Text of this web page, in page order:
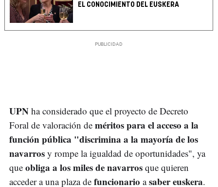
EL CONOCIMIENTO DEL EUSKERA
UPN ha considerado que el proyecto de Decreto
Foral de valoración de méritos para el acceso a la
función pública "discrimina a la mayoría de los
navarros y rompe la igualdad de oportunidades", ya
que obliga a los miles de navarros que quieren
acceder a una plaza de funcionario asaber euskera.